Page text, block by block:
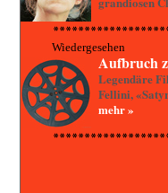
Wiedergesehen
Aufbruch
Legendäre
Fellini,
mehr »